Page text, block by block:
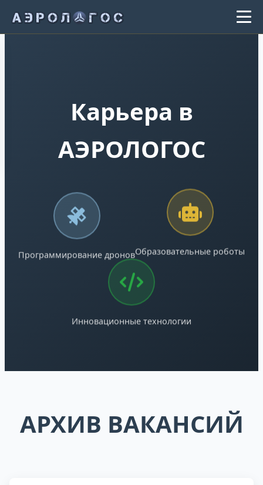
Карьера в
АЭРОЛОГОС
Программирование дроновОбразовательные роботы
Инновационные технологии
АРХИВ ВАКАНСИЙ